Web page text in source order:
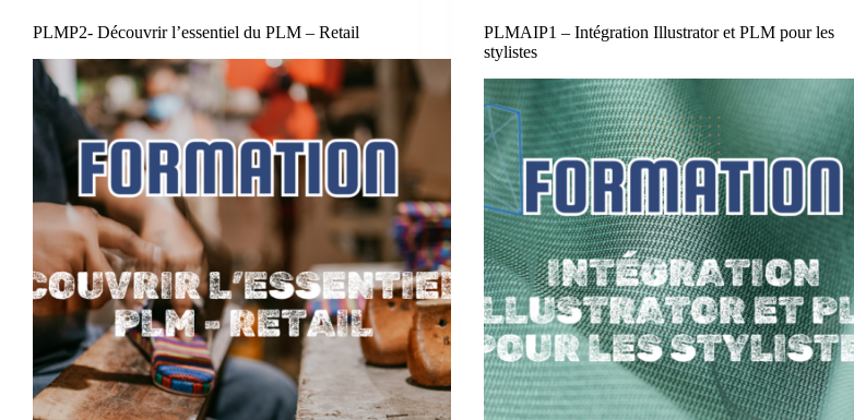
PLMP2- Découvrir l’essentiel du PLM – Retail
PLMAIP1 – Intégration Illustrator et PLM pour les
stylistes